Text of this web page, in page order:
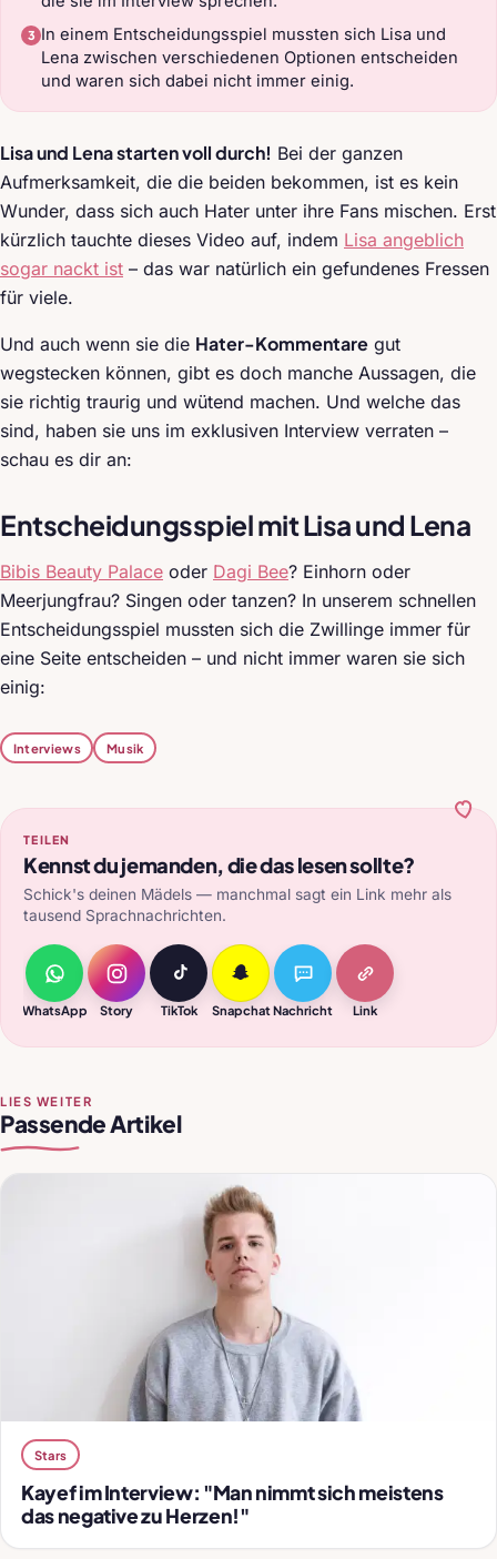
In einem Entscheidungsspiel mussten sich Lisa und
Lena zwischen verschiedenen Optionen entscheiden
und waren sich dabei nicht immer einig.
Lisa und Lena starten voll durch! Bei der ganzen
Aufmerksamkeit, die die beiden bekommen, ist es kein
Wunder, dass sich auch Hater unter ihre Fans mischen. Erst
kürzlich tauchte dieses Video auf, indem Lisa angeblich
sogar nackt ist – das war natürlich ein gefundenes Fressen
für viele.
Und auch wenn sie die Hater-Kommentare gut
wegstecken können, gibt es doch manche Aussagen, die
sie richtig traurig und wütend machen. Und welche das
sind, haben sie uns im exklusiven Interview verraten –
schau es dir an:
Entscheidungsspiel mit Lisa und Lena
Bibis Beauty Palace oder Dagi Bee? Einhorn oder
Meerjungfrau? Singen oder tanzen? In unserem schnellen
Entscheidungsspiel mussten sich die Zwillinge immer für
eine Seite entscheiden – und nicht immer waren sie sich
einig:
Interviews Musik
TEILEN
Kennst du jemanden, die das lesen sollte?
Schick's deinen Mädels — manchmal sagt ein Link mehr als
tausend Sprachnachrichten.
WhatsApp Story TikTok SnapchatNachricht Link
LIES WEITER
Passende Artikel
Stars
Kayef im Interview: "Man nimmt sich meistens
das negative zu Herzen!"